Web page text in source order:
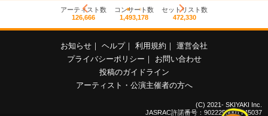
アーティスト数
126,666
コンサート数
1,493,178
セットリスト数
472,330
お知らせ ヘルプ 利用規約
運営会社
プライバシーポリシー
お問い合わせ
投稿のガイドライン
アーティスト・公演主催者の方へ
(C) 2021- SKIYAKI Inc.
JASRAC許諾番号：9022255001Y45037